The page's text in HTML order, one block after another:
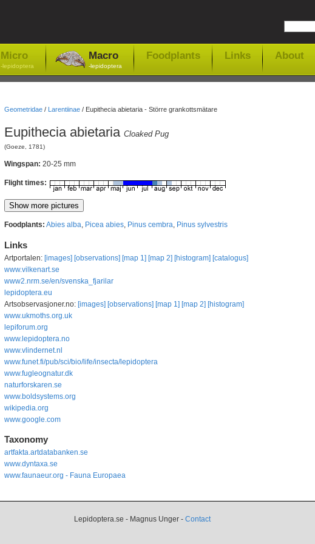
Micro
-lepidoptera
Macro
-lepidoptera
Foodplants Links About
Geometridae/ Larentiinae/ Eupithecia abietaria - Större grankottsmätare
Eupithecia abietaria Cloaked Pug
(Goeze, 1781)
Wingspan: 20-25 mm
Flight times:
Foodplants: Abies alba, Picea abies, Pinus cembra, Pinus sylvestris
Links
Artportalen: [images] [observations] [map 1] [map 2] [histogram] [catalogus]
www.vilkenart.se
www2.nrm.se/en/svenska_fjarilar
lepidoptera.eu
Artsobservasjoner.no: [images] [observations] [map 1] [map 2] [histogram]
www.ukmoths.org.uk
lepiforum.org
www.lepidoptera.no
www.vlindernet.nl
www.funet.fi/pub/sci/bio/life/insecta/lepidoptera
www.fugleognatur.dk
naturforskaren.se
www.boldsystems.org
wikipedia.org
www.google.com
Taxonomy
artfakta.artdatabanken.se
www.dyntaxa.se
www.faunaeur.org - Fauna Europaea
Lepidoptera.se - Magnus Unger - Contact